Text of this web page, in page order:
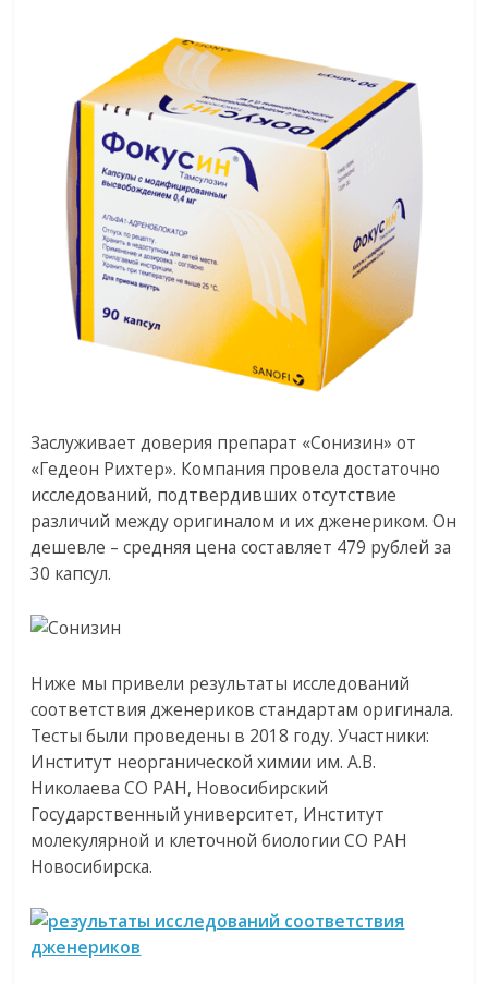
Заслуживает доверия препарат «Сонизин» от
«Гедеон Рихтер». Компания провела достаточно
исследований, подтвердивших отсутствие
различий между оригиналом и их дженериком. Он
дешевле – средняя цена составляет 479 рублей за
30 капсул.
Ниже мы привели результаты исследований
соответствия дженериков стандартам оригинала.
Тесты были проведены в 2018 году. Участники:
Институт неорганической химии им. А.В.
Николаева СО РАН, Новосибирский
Государственный университет, Институт
молекулярной и клеточной биологии СО РАН
Новосибирска.